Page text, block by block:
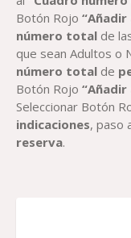
Botón Rojo
número total de
que sean Adultos o
número total de
Botón Rojo
Seleccionar Botón
indicaciones, paso
reserva.